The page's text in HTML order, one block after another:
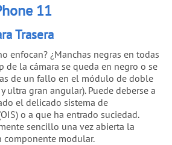
11
Trasera
enfocan? ¿Manchas negras en todas
de la cámara se queda en negro o se
de un fallo en el módulo de doble
ultra gran angular). Puede deberse a
el delicado sistema de
o a que ha entrado suciedad.
sencillo una vez abierta la
componente modular.